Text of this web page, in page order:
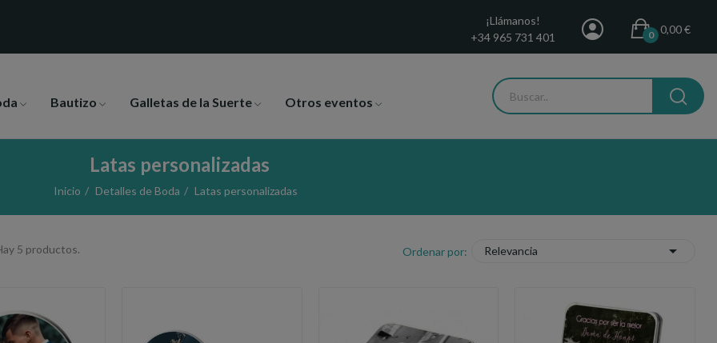
¡Llámanos!
+34 965 731 401
0,00 €
0
Bautizo Galletas de la Suerte Otros eventos
Latas personalizadas
Inicio Detalles de Boda Latas personalizadas
5 productos. Ordenar por: Relevancia 